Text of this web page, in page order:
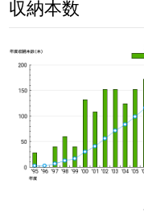
収納本数